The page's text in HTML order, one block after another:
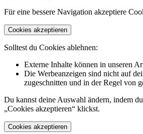
Für eine bessere Navigation akzeptiere
Cookies akzeptieren
Solltest du Cookies ablehnen:
Externe Inhalte können in unseren
Die Werbeanzeigen sind nicht auf
zugeschnitten und in der Regel von
Du kannst deine Auswahl ändern, indem
„Cookies akzeptieren“ klickst.
Cookies akzeptieren